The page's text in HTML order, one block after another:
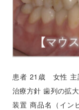
患者 21歳 女性 主
治療方針 歯列の拡
装置 商品名（イン